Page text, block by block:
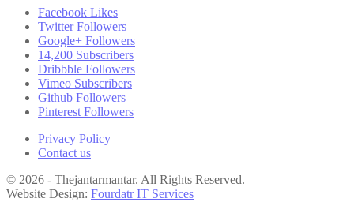
Facebook Likes
Twitter Followers
Google+ Followers
14,200 Subscribers
Dribbble Followers
Vimeo Subscribers
Github Followers
Pinterest Followers
Privacy Policy
Contact us
© 2026 - Thejantarmantar. All Rights Reserved.
Website Design: Fourdatr IT Services